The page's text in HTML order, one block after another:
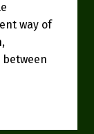
way of